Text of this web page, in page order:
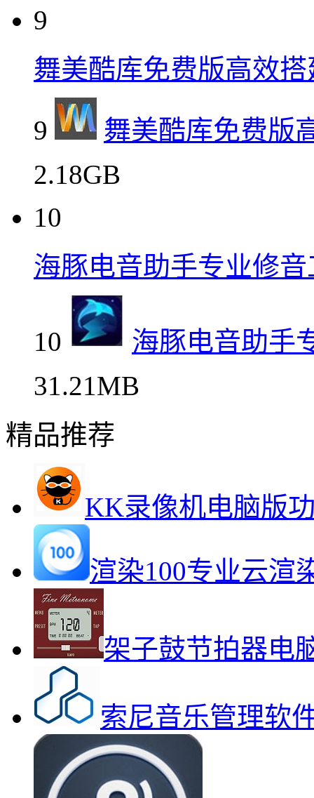
9
舞美酷库免费版高效
9
舞美酷库免费版
2.18GB
10
海豚电音助手专业修
10
海豚电音助手
31.21MB
精品推荐
KK录像机电脑版
渲染100专业云渲
架子鼓节拍器电
索尼音乐管理软